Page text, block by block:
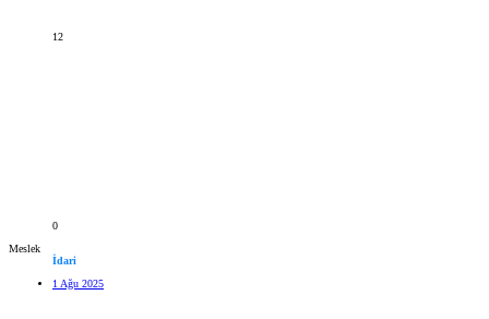
12
0
Meslek
İdari
1 Ağu 2025